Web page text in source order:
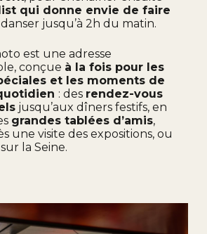
qui donne envie de faire
jusqu’à 2h du matin.
est une adresse
conçue à la fois pour les
et les moments de
: des rendez-vous
jusqu’aux dîners festifs, en
grandes tablées d’amis,
une visite des expositions, ou
la Seine.